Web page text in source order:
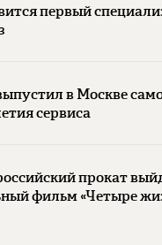
первый
в Москве
сервиса
прокат
фильм «Четыре